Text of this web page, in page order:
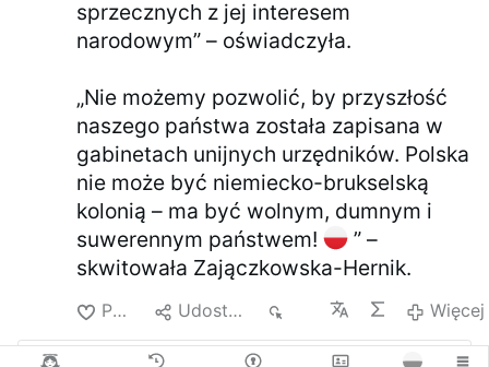
sprzecznych z jej interesem
narodowym” – oświadczyła.
„Nie możemy pozwolić, by przyszłość
naszego państwa została zapisana w
gabinetach unijnych urzędników. Polska
nie może być niemiecko-brukselską
kolonią – ma być wolnym, dumnym i
suwerennym państwem!
” –
skwitowała Zajączkowska-Hernik.
Polub Udostępnij Więcej